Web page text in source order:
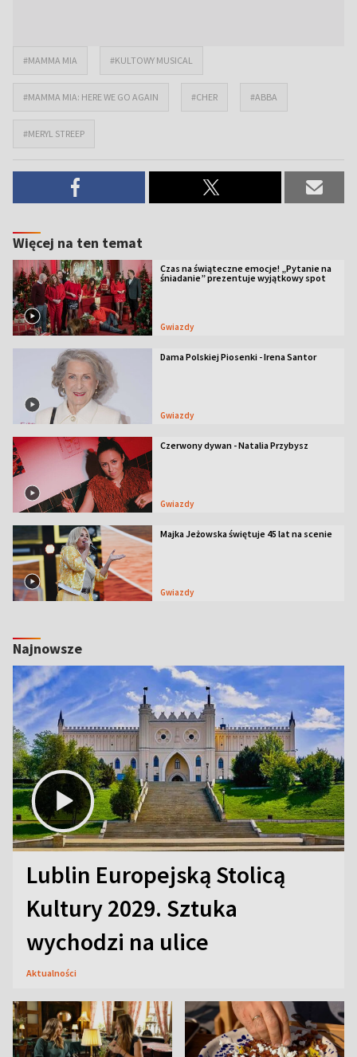
#MAMMA MIA #KULTOWY MUSICAL
#MAMMA MIA: HERE WE GO AGAIN #CHER #ABBA
#MERYL STREEP
Więcej na ten temat
Czas na świąteczne emocje! „Pytanie na
śniadanie” prezentuje wyjątkowy spot
Gwiazdy
Dama Polskiej Piosenki - Irena Santor
Gwiazdy
Czerwony dywan - Natalia Przybysz
Gwiazdy
Majka Jeżowska świętuje 45 lat na scenie
Gwiazdy
Najnowsze
Lublin Europejską Stolicą
Kultury 2029. Sztuka
wychodzi na ulice
Aktualności